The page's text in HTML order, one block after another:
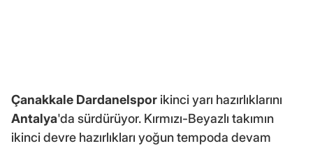
Çanakkale Dardanelspor ikinci yarı hazırlıklarını
Antalya'da sürdürüyor. Kırmızı-Beyazlı takımın
ikinci devre hazırlıkları yoğun tempoda devam